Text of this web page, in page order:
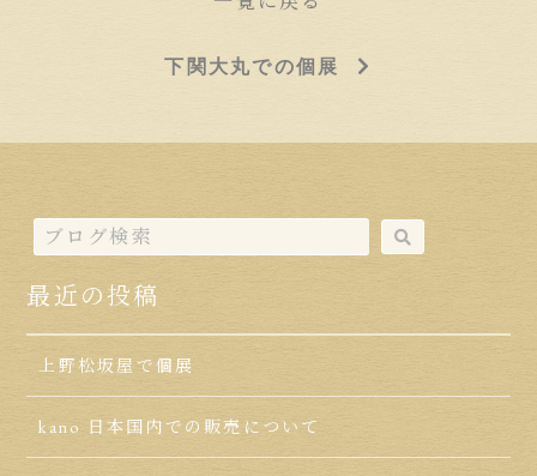
下関大丸での個展
最近の投稿
上野松坂屋で個展
kano 日本国内での販売について